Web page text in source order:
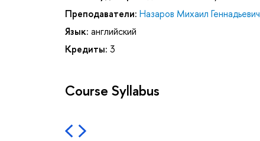
Преподаватели: Назаров Михаил Геннадьевич
Язык: английский
Кредиты: 3
Course Syllabus